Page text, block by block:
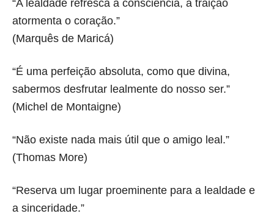
“A lealdade refresca a consciência, a traição
atormenta o coração.”
(Marquês de Maricá)
“É uma perfeição absoluta, como que divina,
sabermos desfrutar lealmente do nosso ser.”
(Michel de Montaigne)
“Não existe nada mais útil que o amigo leal.”
(Thomas More)
“Reserva um lugar proeminente para a lealdade e
a sinceridade.”